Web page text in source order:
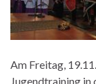
Am Freitag,
Jugendtraining in